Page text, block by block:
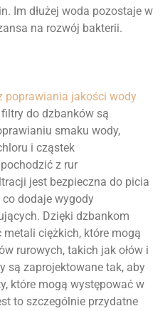
Im dłużej woda pozostaje w
na rozwój bakterii.
poprawiania jakości wody
do dzbanków są
smaku wody,
i cząstek
z rur
jest bezpieczna do picia
dodaje wygody
Dzięki dzbankom
ciężkich, które mogą
rurowych, takich jak ołów i
są zaprojektowane tak, aby
które mogą występować w
to szczególnie przydatne